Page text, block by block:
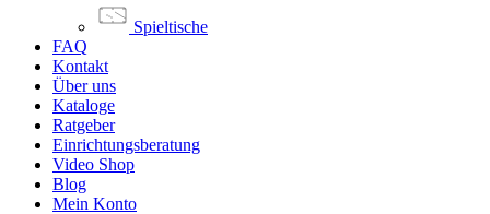
Spieltische
FAQ
Kontakt
Über uns
Kataloge
Ratgeber
Einrichtungsberatung
Video Shop
Blog
Mein Konto